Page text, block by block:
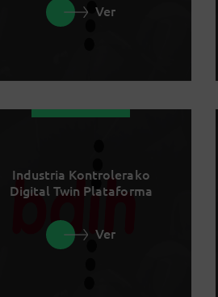
Ver
Industria Kontrolerako
Digital Twin Plataforma
Ver